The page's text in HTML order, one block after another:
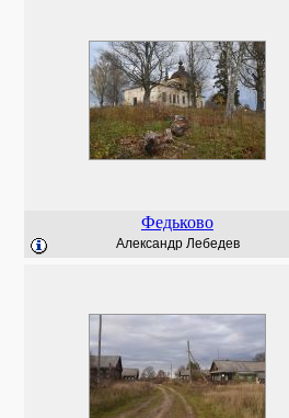
Федьково
Александр Лебедев